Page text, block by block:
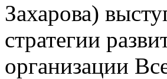
Захарова)
стратегии
организации